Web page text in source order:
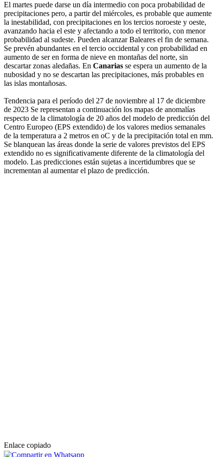
El martes puede darse un día intermedio con poca probabilidad de
precipitaciones pero, a partir del miércoles, es probable que aumente
la inestabilidad, con precipitaciones en los tercios noroeste y oeste,
avanzando hacia el este y afectando a todo el territorio, con menor
probabilidad al sudeste. Pueden alcanzar Baleares el fin de semana.
Se prevén abundantes en el tercio occidental y con probabilidad en
aumento de ser en forma de nieve en montañas del norte, sin
descartar zonas aledañas. En Canarias se espera un aumento de la
nubosidad y no se descartan las precipitaciones, más probables en
las islas montañosas.
Tendencia para el período del 27 de noviembre al 17 de diciembre
de 2023 Se representan a continuación los mapas de anomalías
respecto de la climatología de 20 años del modelo de predicción del
Centro Europeo (EPS extendido) de los valores medios semanales
de la temperatura a 2 metros en oC y de la precipitación total en mm.
Se blanquean las áreas donde la serie de valores previstos del EPS
extendido no es significativamente diferente de la climatología del
modelo. Las predicciones están sujetas a incertidumbres que se
incrementan al aumentar el plazo de predicción.
Enlace copiado